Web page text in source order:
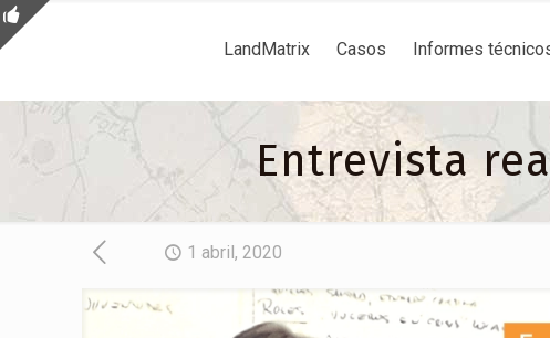
LandMatrix Casos Informes
Entrevista
1 abril, 2020